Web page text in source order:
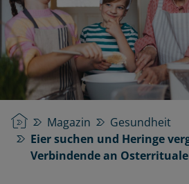
StartseiteMagazin
Gesundheit
Eier suchen und Heringe
Verbindende an